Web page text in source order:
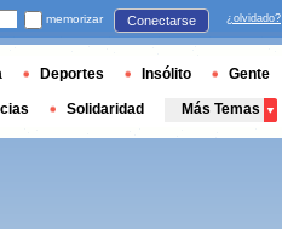
memorizar Conectarse ¿olvidado?
Deportes Insólito Gente
Solidaridad Más Temas